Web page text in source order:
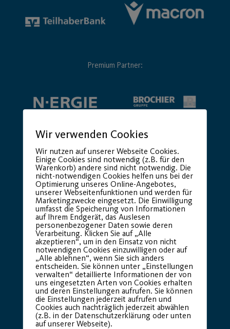
Premium Partner:
Basic Partner:
Wir verwenden Cookies
Wir nutzen auf unserer Webseite Cookies.
Einige Cookies sind notwendig (z.B. für den
Warenkorb) andere sind nicht notwendig. Die
nicht-notwendigen Cookies helfen uns bei der
Optimierung unseres Online-Angebotes,
unserer Webseitenfunktionen und werden für
Marketingzwecke eingesetzt. Die Einwilligung
umfasst die Speicherung von Informationen
auf Ihrem Endgerät, das Auslesen
personenbezogener Daten sowie deren
Verarbeitung. Klicken Sie auf „Alle
akzeptieren“, um in den Einsatz von nicht
notwendigen Cookies einzuwilligen oder auf
„Alle ablehnen“, wenn Sie sich anders
entscheiden. Sie können unter „Einstellungen
verwalten“ detaillierte Informationen der von
uns eingesetzten Arten von Cookies erhalten
und deren Einstellungen aufrufen. Sie können
die Einstellungen jederzeit aufrufen und
Cookies auch nachträglich jederzeit abwählen
(z.B. in der Datenschutzerklärung oder unten
auf unserer Webseite).